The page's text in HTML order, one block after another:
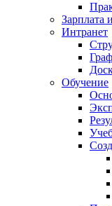
Зарплата
Интранет
Обучение